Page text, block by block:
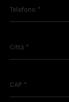
Telefono *
Città *
CAP *